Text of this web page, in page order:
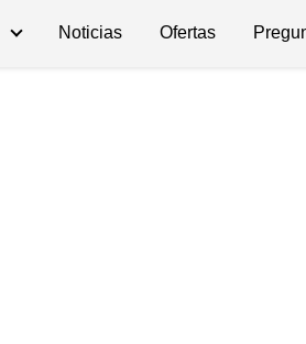
Noticias Ofertas